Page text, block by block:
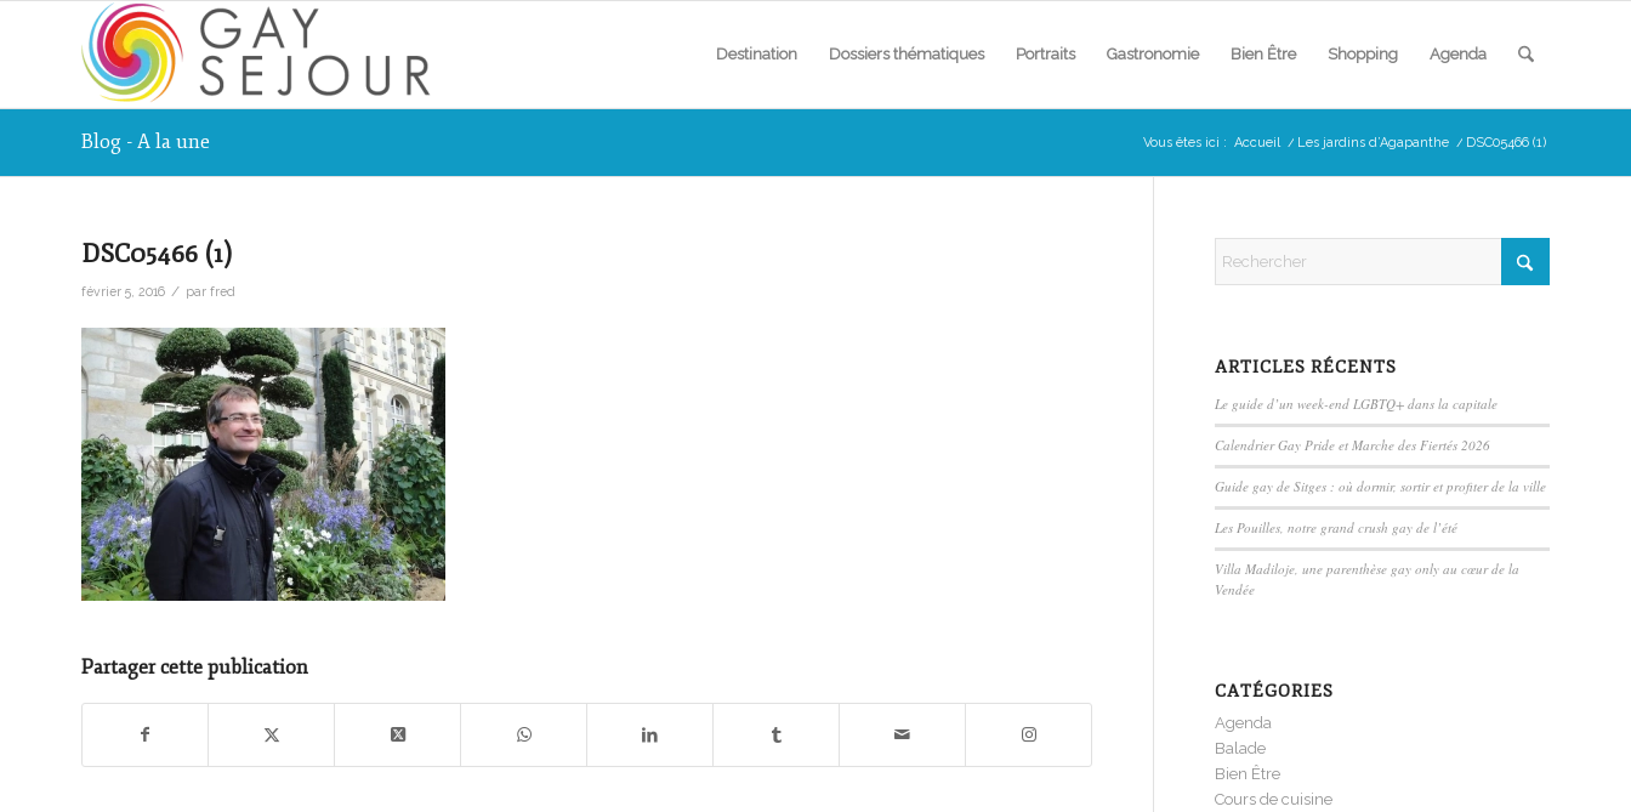
Destination Dossiers thématiques Portraits Gastronomie Bien Être Shopping Agenda
Blog - A la une Vous êtes ici : Accueil / Les jardins d’Agapanthe / DSC05466 (1)
DSC05466 (1)
février 5, 2016 / par fred
Partager cette publication
ARTICLES RÉCENTS
Le guide d’un week-end LGBTQ+ dans la capitale
Calendrier Gay Pride et Marche des Fiertés 2026
Guide gay de Sitges : où dormir, sortir et profiter de la ville
Les Pouilles, notre grand crush gay de l’été
Villa Madiloje, une parenthèse gay only au cœur de la
Vendée
CATÉGORIES
Agenda
Balade
Bien Être
Cours de cuisine